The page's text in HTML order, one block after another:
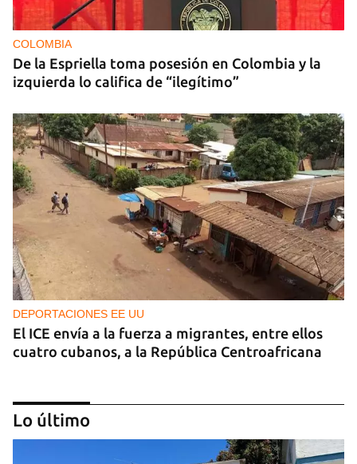
COLOMBIA
De la Espriella toma posesión en Colombia y la
izquierda lo califica de “ilegítimo”
DEPORTACIONES EE UU
El ICE envía a la fuerza a migrantes, entre ellos
cuatro cubanos, a la República Centroafricana
Lo último